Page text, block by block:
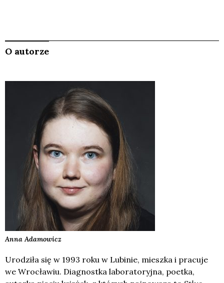
O autorze
Anna Adamowicz
Urodziła się w 1993 roku w Lubinie, mieszka i pracuje
we Wrocławiu. Diagnostka laboratoryjna, poetka,